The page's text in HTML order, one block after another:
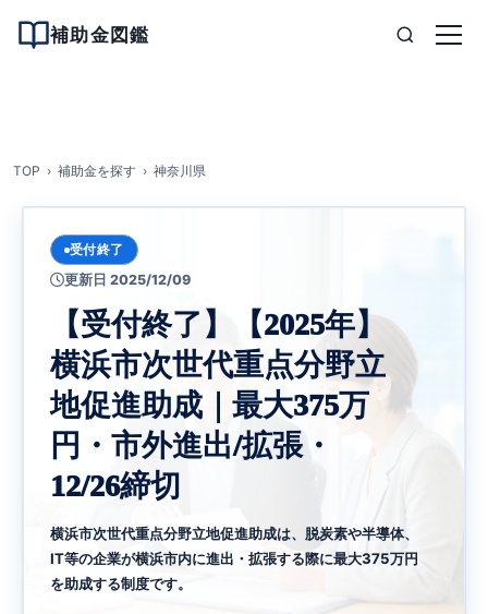
補助金図鑑
TOP 補助金を探す 神奈川県
受付終了
更新日 2025/12/09
【受付終了】【2025年】
横浜市次世代重点分野立
地促進助成｜最大375万
円・市外進出/拡張・
12/26締切
横浜市次世代重点分野立地促進助成は、脱炭素や半導体、
IT等の企業が横浜市内に進出・拡張する際に最大375万円
を助成する制度です。